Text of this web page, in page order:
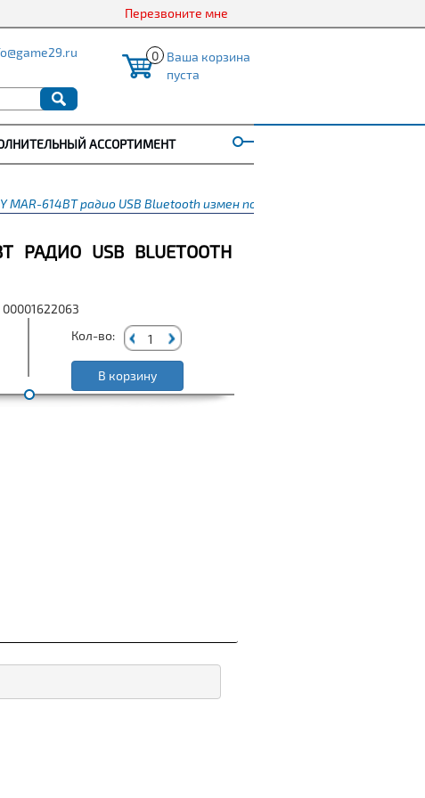
Перезвоните мне
0 Ваша корзина
пуста
АССОРТИМЕНТ
MAR-614BT радио USB Bluetooth измен подсветка
РАДИО USB BLUETOOTH
00001622063
Кол-во:
В корзину